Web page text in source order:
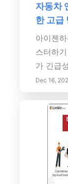
징의 지
이 포괄
자와 자
보차저
니다.
자동차
한 고급
아이젠
스터하
가 긴급
위를 정
떻게 변
관리에
점 및
대해 배
줄여보
작업 관
리, 의
Dec 16,